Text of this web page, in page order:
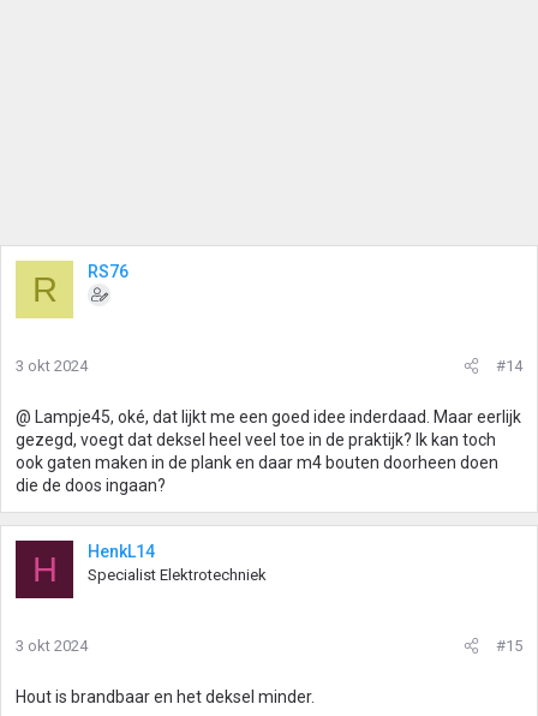
R RS76
3 okt 2024 #14
@ Lampje45, oké, dat lijkt me een goed idee inderdaad. Maar eerlijk
gezegd, voegt dat deksel heel veel toe in de praktijk? Ik kan toch
ook gaten maken in de plank en daar m4 bouten doorheen doen
die de doos ingaan?
H HenkL14
Specialist Elektrotechniek
3 okt 2024 #15
Hout is brandbaar en het deksel minder.